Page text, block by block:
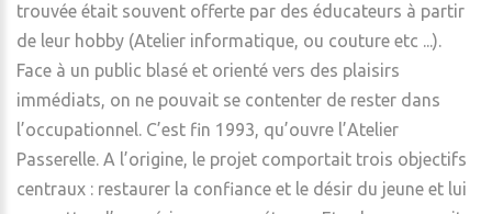
trouvée était souvent offerte par des éducateurs à partir
de leur hobby (Atelier informatique, ou couture etc ...).
Face à un public blasé et orienté vers des plaisirs
immédiats, on ne pouvait se contenter de rester dans
l’occupationnel. C’est fin 1993, qu’ouvre l’Atelier
Passerelle. A l’origine, le projet comportait trois objectifs
centraux : restaurer la confiance et le désir du jeune et lui